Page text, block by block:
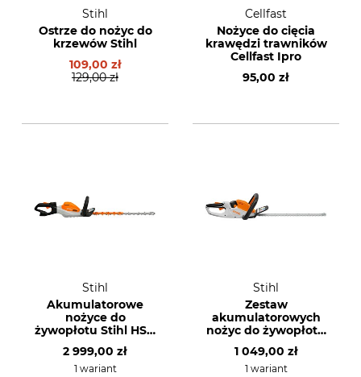
Stihl
Ostrze do nożyc do
krzewów Stihl
109,00 zł
129,00 zł
Cellfast
Nożyce do cięcia
krawędzi trawników
Cellfast Ipro
95,00 zł
Stihl
Akumulatorowe
nożyce do
żywopłotu Stihl HSA
akumulatora i
ładowarki
2 999,00 zł
1 wariant
Stihl
Zestaw
akumulatorowych
nożyc do żywopłotu
Stihl HSA 40 Set z 2x
AS 2 i ładowarką
1 049,00 zł
1 wariant